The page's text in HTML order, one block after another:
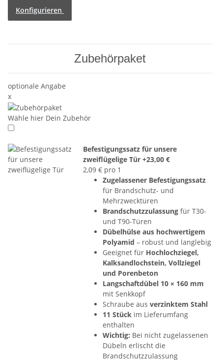
Konfigurieren
Zubehörpaket
optionale Angabe
x
Wähle hier Dein Zubehör
Befestigungssatz für unsere
zweiflügelige Tür +23,00 €
2,09 € pro 1
Zugelassener Befestigungssatz
für Brandschutz- und
Mehrzwecktüren
Brandschutzzulassungfür T30-
und T90-Türen
Dübelhülse aus hochwertigem
Polyamid – robust und langlebig
Geeignet für Hochlochziegel,
Kalksandlochstein, Vollziegel
und Porenbeton
Langschaftdübel 10 × 160 mm
mit Senkkopf
Schraube aus verzinktem Stahl
11 Stückim Lieferumfang
enthalten
Wichtig: Bei nicht zugelassenen
Dübeln erlischt die
Brandschutzzulassung